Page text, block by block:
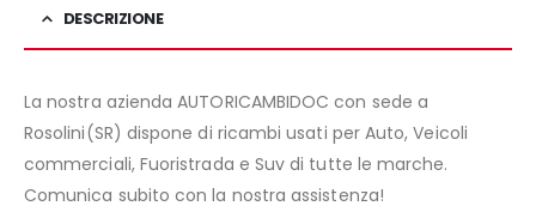
DESCRIZIONE
La nostra azienda AUTORICAMBIDOC con sede a
Rosolini(SR) dispone di ricambi usati per Auto, Veicoli
commerciali, Fuoristrada e Suv di tutte le marche.
Comunica subito con la nostra assistenza!